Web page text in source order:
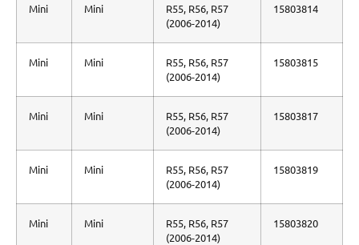
Mini Mini
R55, R56, R57
(2006-2014)
15803814
Mini Mini
R55, R56, R57
(2006-2014)
15803815
Mini Mini
R55, R56, R57
(2006-2014)
15803817
Mini Mini
R55, R56, R57
(2006-2014)
15803819
Mini Mini
R55, R56, R57
(2006-2014)
15803820